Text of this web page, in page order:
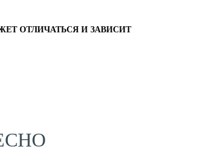
ОТЛИЧАТЬСЯ И ЗАВИСИТ